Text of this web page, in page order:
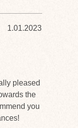
pleased
the
you
1.01.2023